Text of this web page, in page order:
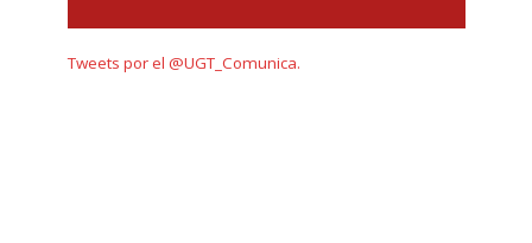
Tweets por el @UGT_Comunica.